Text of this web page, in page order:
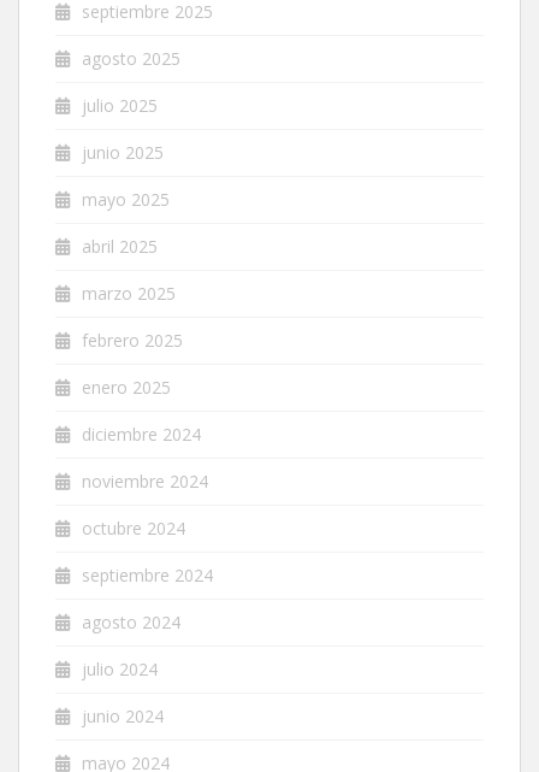
septiembre 2025
agosto 2025
julio 2025
junio 2025
mayo 2025
abril 2025
marzo 2025
febrero 2025
enero 2025
diciembre 2024
noviembre 2024
octubre 2024
septiembre 2024
agosto 2024
julio 2024
junio 2024
mayo 2024